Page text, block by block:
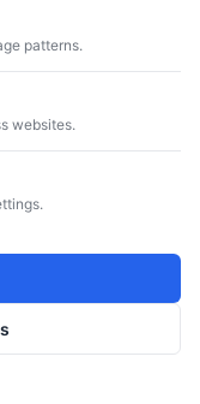
Desvern,
patterns.
websites.